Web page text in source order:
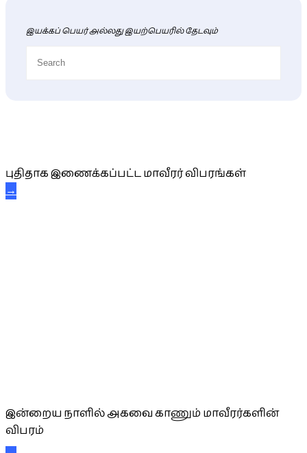
இயக்கப் பெயர் அல்லது இயற்பெயரில் தேடவும்
புதிதாக இணைக்கப்பட்ட மாவீரர் விபரங்கள்
→
இன்றைய நாளில் அகவை காணும் மாவீரர்களின்
விபரம்